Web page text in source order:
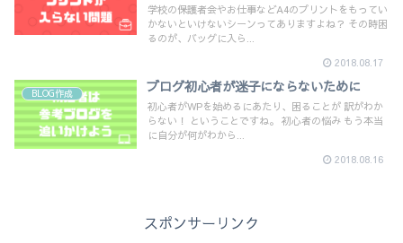
学校の保護者会やお仕事などA4のプリントをもってい
かないといけないシーンってありますよね？ その時困
るのが、バッグに入ら...
2018.08.17
BLOG作成 ブログ初心者が迷子にならないために
初心者がWPを始めるにあたり、困ることが 訳がわか
らない！ ということですね。 初心者の悩み もう本当
に自分が何がわから...
2018.08.16
スポンサーリンク